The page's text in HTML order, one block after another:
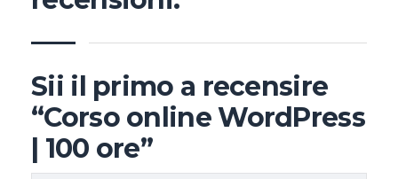
Sii il primo a recensire
“Corso online WordPress
| 100 ore”